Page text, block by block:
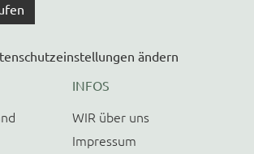
ändern
INFOS
WIR über uns
Impressum